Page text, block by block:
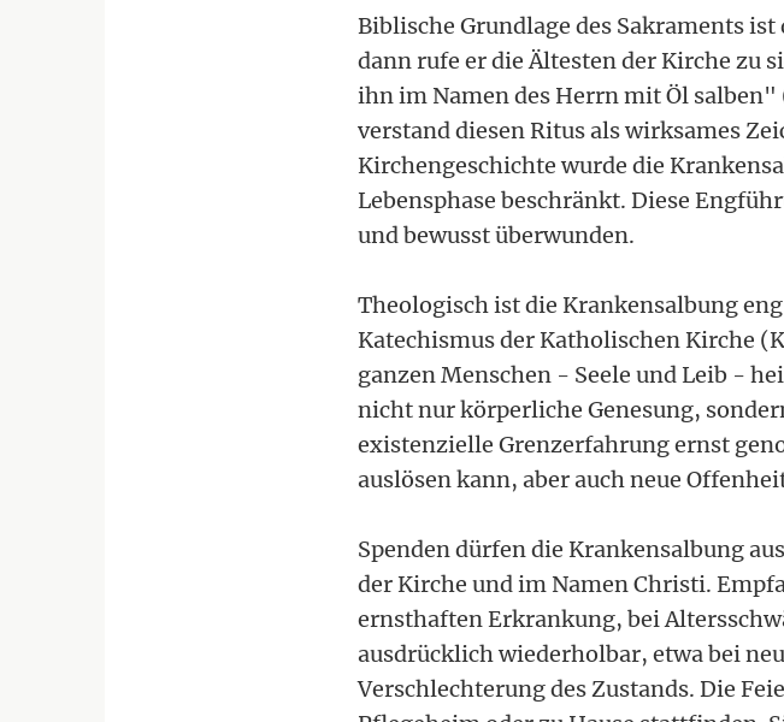
Biblische Grundlage des Sakraments
dann rufe er die Ältesten der Kirche zu
ihn im Namen des Herrn mit Öl salben"
verstand diesen Ritus als wirksames
Kirchengeschichte wurde die
Lebensphase beschränkt. Diese
und bewusst überwunden.
Theologisch ist die Krankensalbung
Katechismus der Katholischen Kirche
ganzen Menschen - Seele und Leib -
nicht nur körperliche Genesung,
existenzielle Grenzerfahrung ernst
auslösen kann, aber auch neue
Spenden dürfen die Krankensalbung
der Kirche und im Namen Christi.
ernsthaften Erkrankung, bei
ausdrücklich wiederholbar, etwa bei
Verschlechterung des Zustands. Die